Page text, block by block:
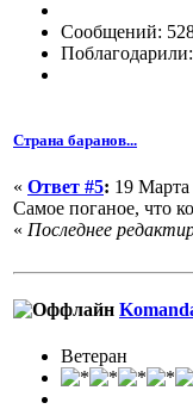
Сообщений:
Страна баранов...
« Ответ #5: 19 Марта
Самое поганое, что
« Последнее
Ветеран